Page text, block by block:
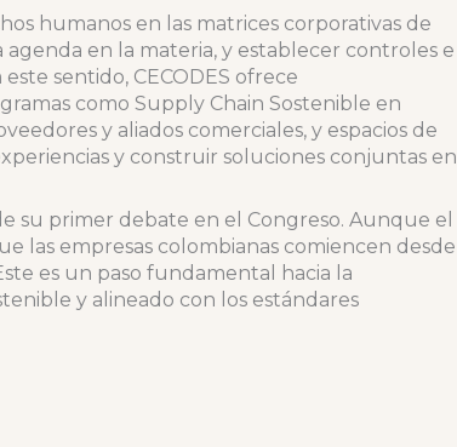
humanos en las matrices corporativas de
agenda en la materia, y establecer controles e
sentido, CECODES ofrece
como Supply Chain Sostenible en
y aliados comerciales, y espacios de
y construir soluciones conjuntas en
su primer debate en el Congreso. Aunque el
las empresas colombianas comiencen desde
es un paso fundamental hacia la
y alineado con los estándares